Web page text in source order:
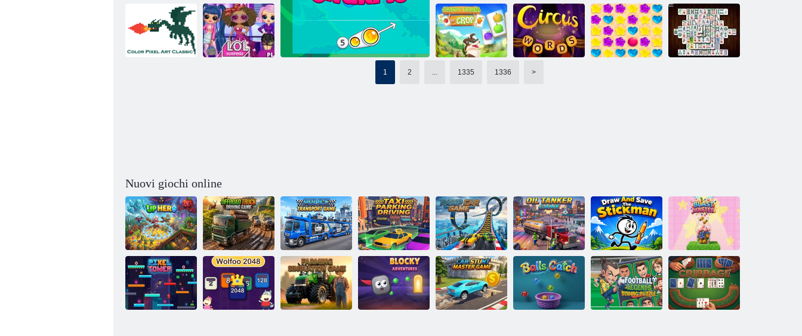
Janissary Tower
Cookie Crush 2 Giochi Bubble
Classico degli
scacchi
Mahjong:
Butterfly Kyodai
HD
1 2 ... 1335 1336 >
Nuovi giochi online
Su Eroe
Gioco di guida
di camion
fuoristrada
Gioco di
trasporto della
polizia
Guida al
parcheggio dei
taxi
Gioco di auto
con rampa
Gioco della
petroliera
Disegna e salva
lo Stickman
Maestro